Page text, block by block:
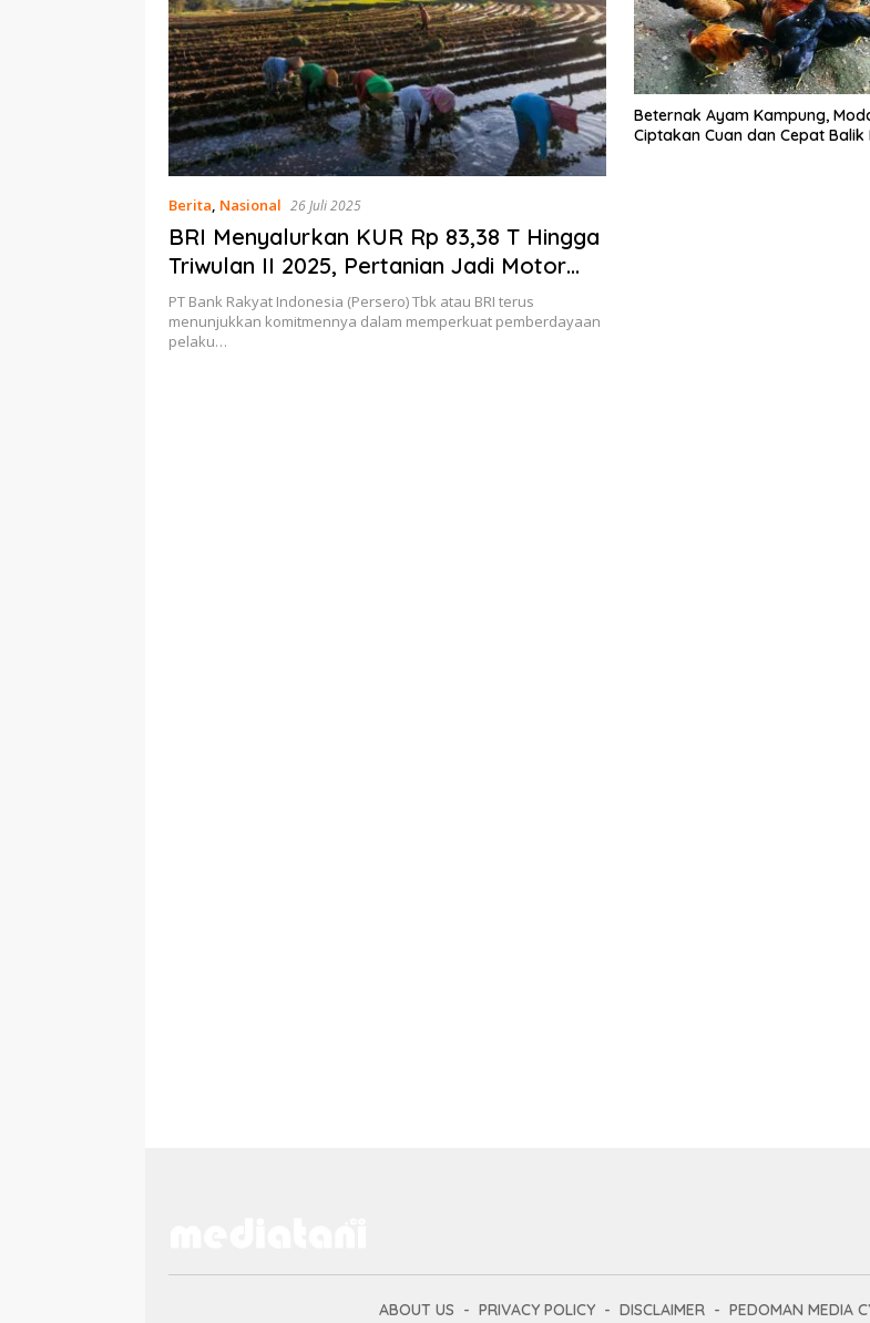
Berita, Nasional 26 Juli 2025
BRI Menyalurkan KUR Rp 83,38 T Hingga
Triwulan II 2025, Pertanian Jadi Motor
Utama
PT Bank Rakyat Indonesia (Persero) Tbk atau BRI terus
menunjukkan komitmennya dalam memperkuat pemberdayaan
pelaku…
Beternak Ayam Kampung,
Ciptakan Cuan dan Cepat Balik
ABOUT US PRIVACY POLICY DISCLAIMER PEDOMAN MEDIA